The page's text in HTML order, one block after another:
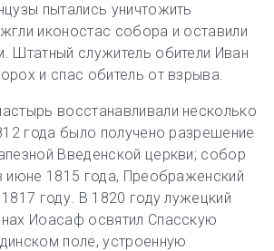
пытались уничтожить
иконостас собора и оставили
Штатный служитель обители Иван
и спас обитель от взрыва.
восстанавливали несколько
года было получено разрешение
Введенской церкви; собор
июне 1815 года, Преображенский
году. В 1820 году лужецкий
Иоасаф освятил Спасскую
поле, устроенную